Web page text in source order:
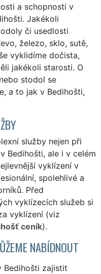
a schopnosti v
Jakékoli
či usedlosti
železo, sklo, sutě,
vyklidíme dočista,
jakékoli starosti. O
stodol se
a to jak v Bedihošti,
služby nejen při
Bedihošti, ale i v celém
vyklízení v
spolehlivé a
Před
vyklízecích služeb si
vyklízení (viz
ceník).
NABÍDNOUT
Bedihošti zajistit